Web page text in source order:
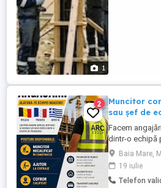
1
2
Muncitor
sau șef de
Facem
dintr-o echipă
Franța,Belgia
pentru a-ți
echipă români!
SEPTEMBRIE!
Baia Mare,
19 iulie
Telefon